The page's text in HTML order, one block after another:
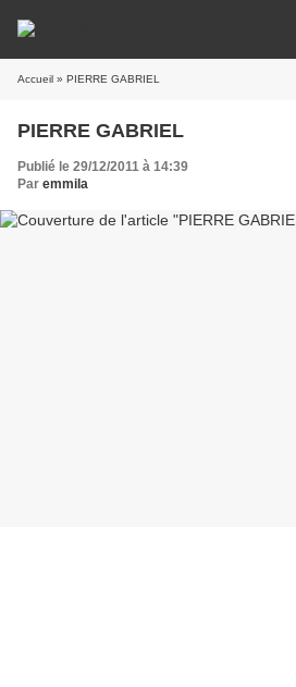
Accueil » PIERRE GABRIEL
PIERRE GABRIEL
Publié le 29/12/2011 à 14:39
Par emmila